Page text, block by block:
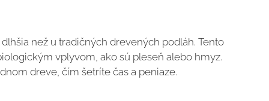
než u tradičných drevených podláh. Tento
vplyvom, ako sú pleseň alebo hmyz.
dreve, čím šetríte čas a peniaze.